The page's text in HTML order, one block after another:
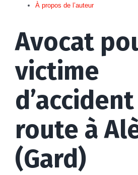
À propos de l’auteur
Avocat
victime
route à
(Gard)